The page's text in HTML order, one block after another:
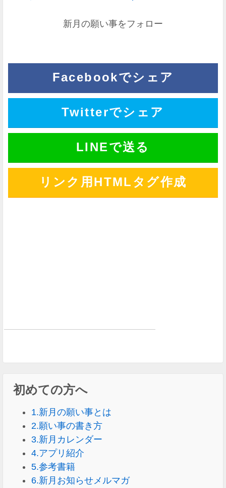
新月の願い事をフォロー
Facebookでシェア
Twitterでシェア
LINEで送る
リンク用HTMLタグ作成
初めての方へ
1.新月の願い事とは
2.願い事の書き方
3.新月カレンダー
4.アプリ紹介
5.参考書籍
6.新月お知らせメルマガ